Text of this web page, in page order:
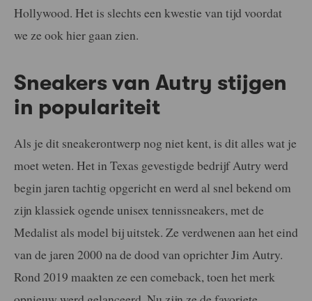
Hollywood. Het is slechts een kwestie van tijd voordat
we ze ook hier gaan zien.
Sneakers van Autry stijgen
in populariteit
Als je dit sneakerontwerp nog niet kent, is dit alles wat je
moet weten. Het in Texas gevestigde bedrijf Autry werd
begin jaren tachtig opgericht en werd al snel bekend om
zijn klassiek ogende unisex tennissneakers, met de
Medalist als model bij uitstek. Ze verdwenen aan het eind
van de jaren 2000 na de dood van oprichter Jim Autry.
Rond 2019 maakten ze een comeback, toen het merk